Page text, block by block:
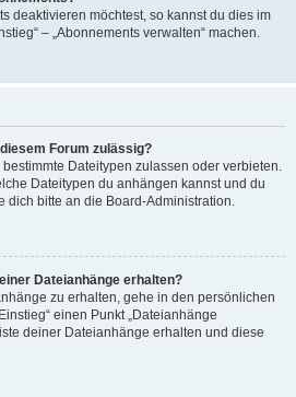
deaktivieren möchtest, so kannst du dies im
– „Abonnements verwalten“ machen.
Forum zulässig?
Dateitypen zulassen oder verbieten.
Dateitypen du anhängen kannst und du
dich bitte an die Board-Administration.
Dateianhänge erhalten?
zu erhalten, gehe in den persönlichen
einen Punkt „Dateianhänge
deiner Dateianhänge erhalten und diese